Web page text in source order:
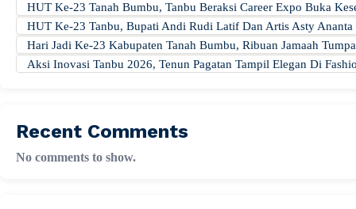
HUT Ke-23 Tanah Bumbu, Tanbu Beraksi Career Expo Buka
HUT Ke-23 Tanbu, Bupati Andi Rudi Latif Dan Artis Asty
Hari Jadi Ke-23 Kabupaten Tanah Bumbu, Ribuan Jamaah
Aksi Inovasi Tanbu 2026, Tenun Pagatan Tampil Elegan Di
Recent Comments
No comments to show.